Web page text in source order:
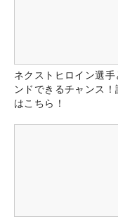
ネクストヒロイン選手
ンドできるチャンス！
はこちら！